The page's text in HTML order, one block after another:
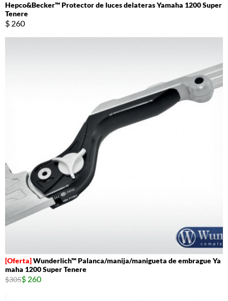
Hepco&Becker™ Protector de luces delateras Yamaha 1200 Super
Tenere
$ 260
Wunderlich™ Palanca/manija/manigueta de embrague Ya
maha 1200 Super Tenere
$305$ 260